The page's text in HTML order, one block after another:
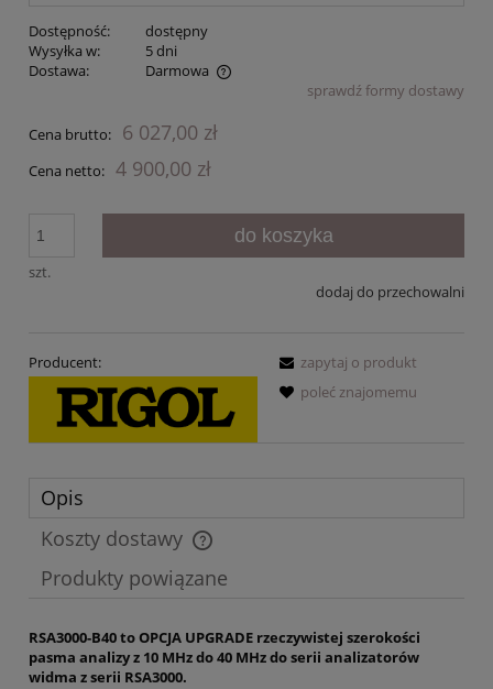
Dostępność:
dostępny
Wysyłka w:
5 dni
Dostawa:
Darmowa
Cena nie zawiera ewentualnych kosztów płatnościsprawdź formy dostawy
Cena brutto: 6 027,00 zł
Cena netto: 4 900,00 zł
szt.
do koszyka
dodaj do przechowalni
Producent:
zapytaj o produkt
poleć znajomemu
Opis
Koszty dostawy
Cena nie zawiera ewentualnych kosztów płatności
Produkty powiązane
RSA3000-B40 to OPCJA UPGRADE rzeczywistej szerokości
pasma analizy z 10 MHz do 40 MHz do serii analizatorów
widma z serii RSA3000.